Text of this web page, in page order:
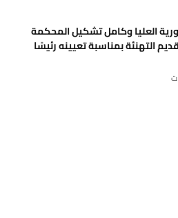
العليا وكامل تشكيل المحكمة
التهنئة بمناسبة تعيينه رئيسًا